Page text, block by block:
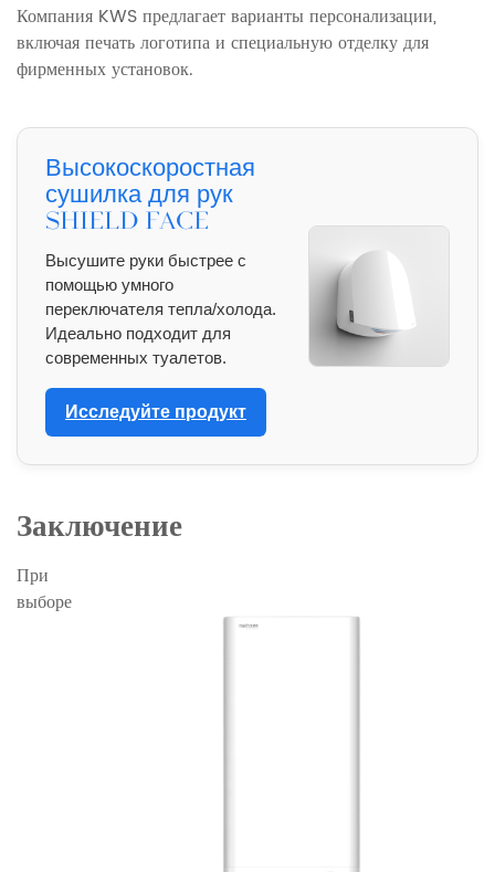
Компания KWS предлагает варианты персонализации,
включая печать логотипа и специальную отделку для
фирменных установок.
Высокоскоростная
сушилка для рук
Shield Face
Высушите руки быстрее с
помощью умного
переключателя тепла/холода.
Идеально подходит для
современных туалетов.
Исследуйте продукт
Заключение
При
выборе